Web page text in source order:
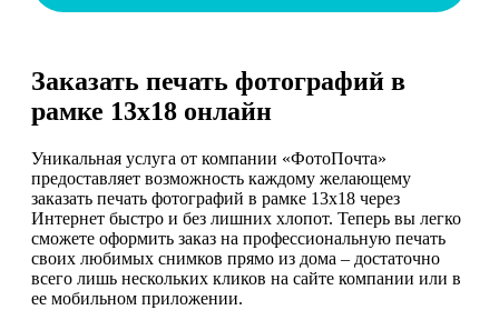
Заказать печать фотографий в
рамке 13х18 онлайн
Уникальная услуга от компании «ФотоПочта»
предоставляет возможность каждому желающему
заказать печать фотографий в рамке 13х18 через
Интернет быстро и без лишних хлопот. Теперь вы легко
сможете оформить заказ на профессиональную печать
своих любимых снимков прямо из дома – достаточно
всего лишь нескольких кликов на сайте компании или в
ее мобильном приложении.